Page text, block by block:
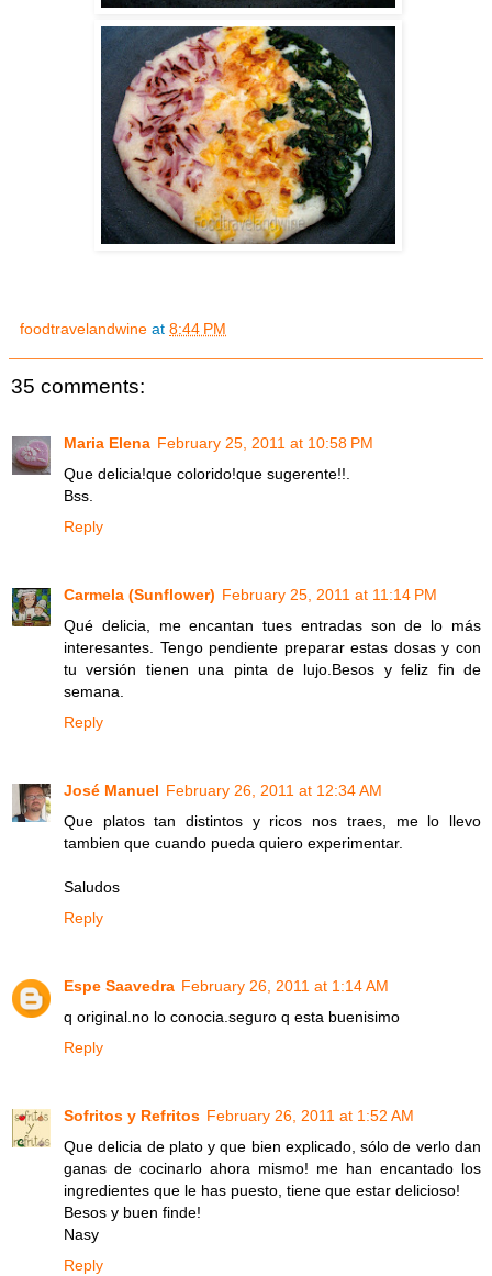
foodtravelandwine at 8:44 PM
35 comments:
Maria Elena February 25, 2011 at 10:58 PM
Que delicia!que colorido!que sugerente!!.
Bss.
Reply
Carmela (Sunflower) February 25, 2011 at 11:14 PM
Qué delicia, me encantan tues entradas son de lo más
interesantes. Tengo pendiente preparar estas dosas y con
tu versión tienen una pinta de lujo.Besos y feliz fin de
semana.
Reply
José Manuel February 26, 2011 at 12:34 AM
Que platos tan distintos y ricos nos traes, me lo llevo
tambien que cuando pueda quiero experimentar.
Saludos
Reply
Espe Saavedra February 26, 2011 at 1:14 AM
q original.no lo conocia.seguro q esta buenisimo
Reply
Sofritos y Refritos February 26, 2011 at 1:52 AM
Que delicia de plato y que bien explicado, sólo de verlo dan
ganas de cocinarlo ahora mismo! me han encantado los
ingredientes que le has puesto, tiene que estar delicioso!
Besos y buen finde!
Nasy
Reply